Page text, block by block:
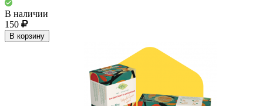
В наличии
150
В корзину